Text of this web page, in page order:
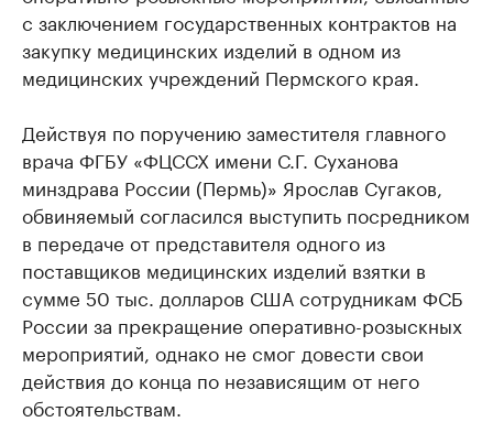
с заключением государственных контрактов на
закупку медицинских изделий в одном из
медицинских учреждений Пермского края.
Действуя по поручению заместителя главного
врача ФГБУ «ФЦССХ имени С.Г. Суханова
минздрава России (Пермь)» Ярослав Сугаков,
обвиняемый согласился выступить посредником
в передаче от представителя одного из
поставщиков медицинских изделий взятки в
сумме 50 тыс. долларов США сотрудникам ФСБ
России за прекращение оперативно-розыскных
мероприятий, однако не смог довести свои
действия до конца по независящим от него
обстоятельствам.